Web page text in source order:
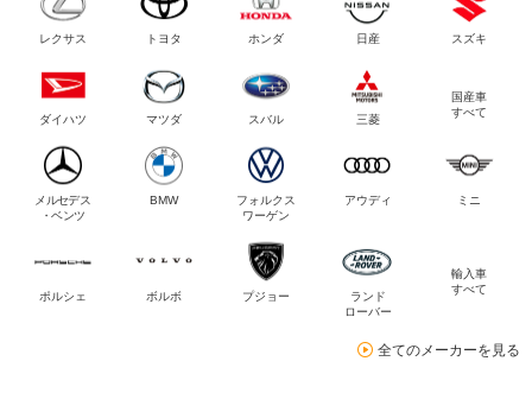
レクサス トヨタ ホンダ 日産 スズキ
ダイハツ マツダ スバル 三菱
国産車
すべて
メルセデス
・ベンツ
BMW
フォルクス
ワーゲン
アウディ ミニ
ポルシェ ボルボ プジョー
ランド
ローバー
輸入車
すべて
全てのメーカーを見る